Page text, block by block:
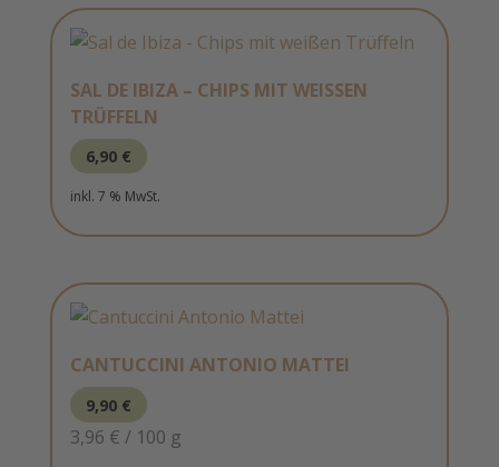
SAL DE IBIZA – CHIPS MIT WEISSEN T
RÜFFELN
6,90 €
inkl. 7 % MwSt.
CANTUCCINI ANTONIO MATTEI
9,90 €
3,96 € / 100 g